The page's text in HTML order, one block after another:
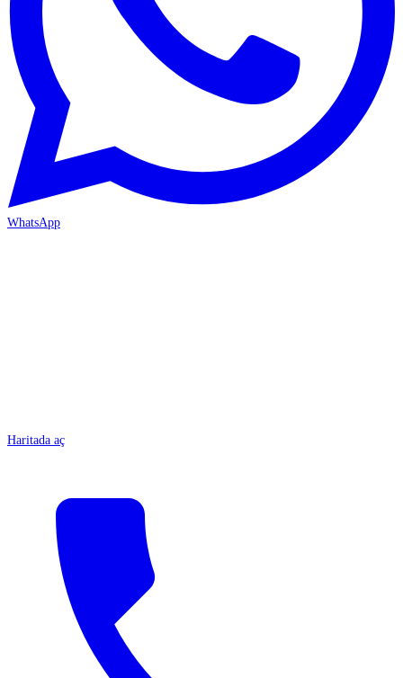
WhatsApp
Haritada aç